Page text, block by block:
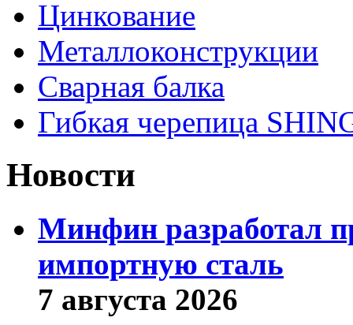
Цинкование
Металлоконструкции
Сварная балка
Гибкая черепица
Новости
Минфин разработал
импортную сталь
7 августа 2026